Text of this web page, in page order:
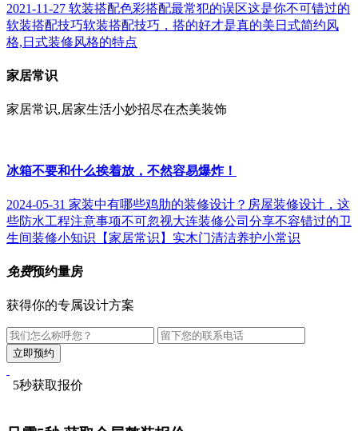
2021-11-27 软装搭配色彩搭配最常犯的误区这是你不可错过的
软装搭配技巧软装搭配技巧，搭的好才是真的美 日式简约风
格,日式装修风格的特点
家居常识
家居常识,居家生活小妙招尽在杰美装饰
冰箱不要和什么挨着放，不然容易爆炸！
2024-05-31 家装中有哪些鸡肋的装修设计？ 房屋装修设计，这
些防水工程注意事项不可忽视大连装修公司分享不容错过的卫
生间装修小知识 【家居常识】实木门清洁养护小常识
免费预约量房
获得你的专属设计方案
5秒获取报价